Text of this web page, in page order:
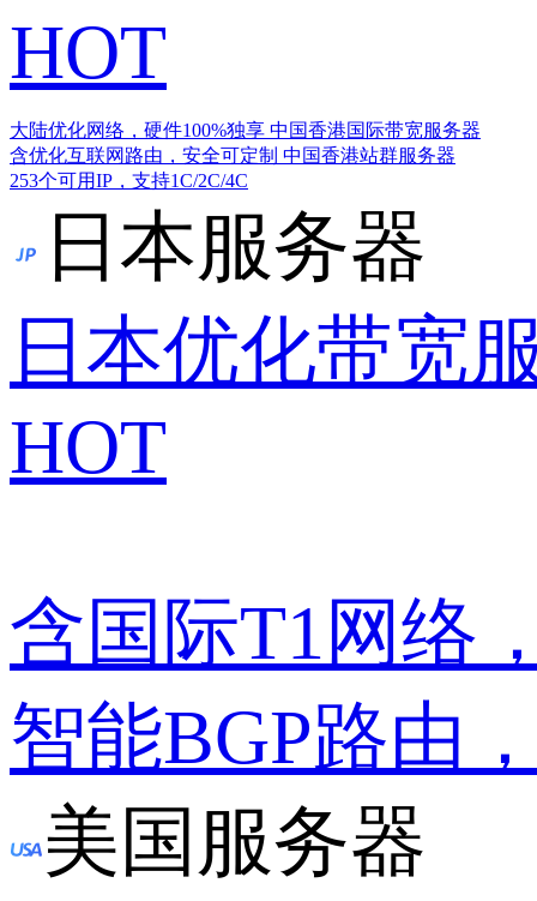
HOT
大陆优化网络，硬件100%独享 中国香港国际带宽服务器
含优化互联网路由，安全可定制 中国香港站群服务器
253个可用IP，支持1C/2C/4C
日本服务器
日本优化带宽
HOT
含国际T1网络
智能BGP路由
美国服务器